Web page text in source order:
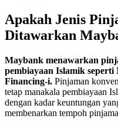
Apakah Jenis
Ditawarkan
Maybank menawarkan
pembiayaan Islamik
Financing-i. Pinjaman
tetap manakala pembiayaan
dengan kadar keuntungan
membenarkan tempoh